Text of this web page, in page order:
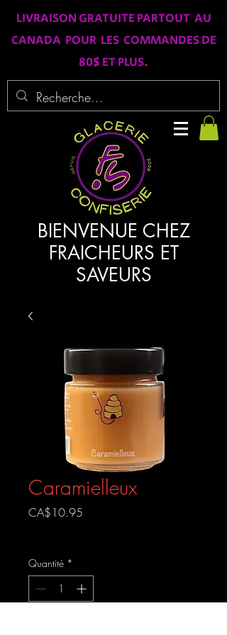
LIVRAISON GRATUITE PARTOUT AU
CANADA POUR LES COMMANDES DE
80$ ET PLUS.
BIENVENUE CHEZ
FRAICHEURS ET
SAVEURS
Caramielleux
CA$10.95
Quantité *